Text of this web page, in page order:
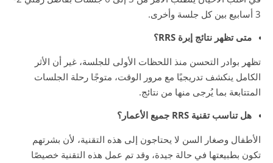
3 أسابيع بين كل جلسة وأخرى.
متى تظهر نتائج إبرة RRS؟
تظهر بوادر التحسن منذ اللحظات الأولى للجلسة، غير أن الأثر
الكامل ينكشف تدريجيًا مع مرور الوقت، متوجًا رحلة الجلسات
المتتابعة بما يُرجى منها من نتائج.
هل تناسب تقنية RRS جميع الأعمار؟
الأطفال وصغار السن لا يحتاجون إلى هذه التقنية، لأن بشرتهم
تكون بطبيعتها في حالة جيدة، وقد تم عمل هذه التقنية خصيصًا